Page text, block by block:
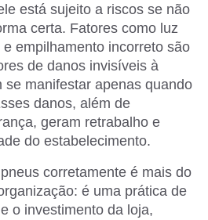
está sujeito a riscos se não
certa. Fatores como luz
empilhamento incorreto são
de danos invisíveis à
se manifestar apenas quando
danos, além de
geram retrabalho e
do estabelecimento.
corretamente é mais do
é uma prática de
o investimento da loja,